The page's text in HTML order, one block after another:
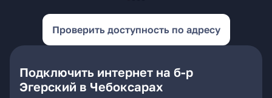
Проверить доступность по адресу
Подключить интернет на б-р
Эгерский в Чебоксарах